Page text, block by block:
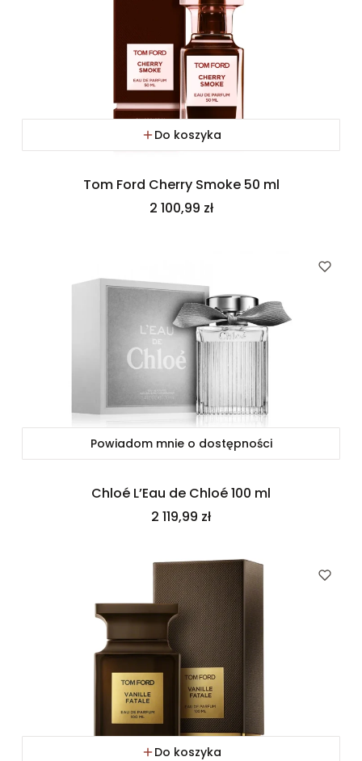
Do koszyka
Tom Ford Cherry Smoke 50 ml
Cena
2 100,99 zł
Powiadom mnie o dostępności
Chloé L’Eau de Chloé 100 ml
Cena
2 119,99 zł
Do koszyka